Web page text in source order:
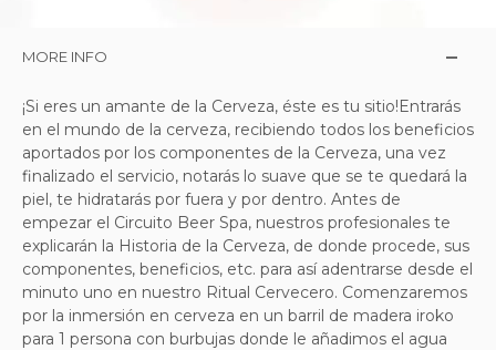
MORE INFO
¡Si eres un amante de la Cerveza, éste es tu sitio!Entrarás
en el mundo de la cerveza, recibiendo todos los beneficios
aportados por los componentes de la Cerveza, una vez
finalizado el servicio, notarás lo suave que se te quedará la
piel, te hidratarás por fuera y por dentro. Antes de
empezar el Circuito Beer Spa, nuestros profesionales te
explicarán la Historia de la Cerveza, de donde procede, sus
componentes, beneficios, etc. para así adentrarse desde el
minuto uno en nuestro Ritual Cervecero. Comenzaremos
por la inmersión en cerveza en un barril de madera iroko
para 1 persona con burbujas donde le añadimos el agua